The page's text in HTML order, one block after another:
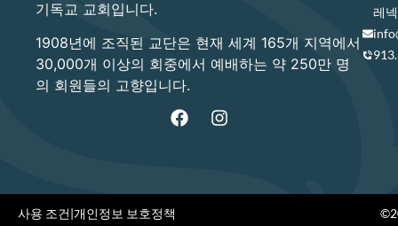
기독교 교회입니다.
1908년에 조직된 교단은 현재 세계 165개 지역에서
30,000개 이상의 회중에서 예배하는 약 250만 명
의 회원들의 고향입니다.
레
사용 조건|개인정보 보호정책